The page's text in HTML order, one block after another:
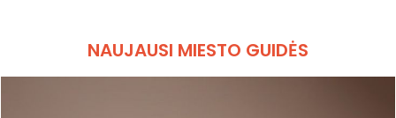
NAUJAUSI MIESTO GUIDĖS